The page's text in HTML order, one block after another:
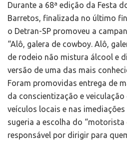
Durante a 68ª edição da Festa
Barretos, finalizada no último
o Detran-SP promoveu a
“Alô, galera de cowboy. Alô,
de rodeio não mistura álcool e
versão de uma das mais
Foram promovidas entrega de
da conscientização e veiculação
veículos locais e nas
sugeria a escolha do “motorista
responsável por dirigir para